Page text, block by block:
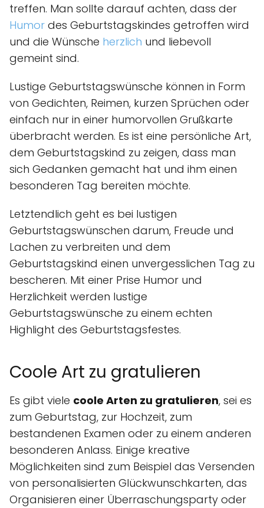
treffen. Man sollte darauf achten, dass der
Humor des Geburtstagskindes getroffen wird
und die Wünsche herzlich und liebevoll
gemeint sind.
Lustige Geburtstagswünsche können in Form
von Gedichten, Reimen, kurzen Sprüchen oder
einfach nur in einer humorvollen Grußkarte
überbracht werden. Es ist eine persönliche Art,
dem Geburtstagskind zu zeigen, dass man
sich Gedanken gemacht hat und ihm einen
besonderen Tag bereiten möchte.
Letztendlich geht es bei lustigen
Geburtstagswünschen darum, Freude und
Lachen zu verbreiten und dem
Geburtstagskind einen unvergesslichen Tag zu
bescheren. Mit einer Prise Humor und
Herzlichkeit werden lustige
Geburtstagswünsche zu einem echten
Highlight des Geburtstagsfestes.
Coole Art zu gratulieren
Es gibt viele coole Arten zu gratulieren, sei es
zum Geburtstag, zur Hochzeit, zum
bestandenen Examen oder zu einem anderen
besonderen Anlass. Einige kreative
Möglichkeiten sind zum Beispiel das Versenden
von personalisierten Glückwunschkarten, das
Organisieren einer Überraschungsparty oder